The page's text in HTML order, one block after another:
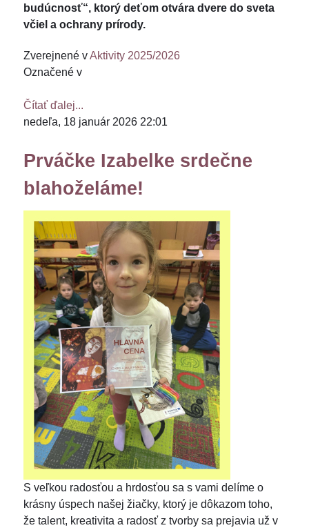
budúcnosť“, ktorý deťom otvára dvere do sveta
včiel a ochrany prírody.
Zverejnené vAktivity 2025/2026
Označené v
Čítať ďalej...
nedeľa, 18 január 2026 22:01
Prváčke Izabelke srdečne
blahoželáme!
S veľkou radosťou a hrdosťou sa s vami delíme o
krásny úspech našej žiačky, ktorý je dôkazom toho,
že talent, kreativita a radosť z tvorby sa prejavia už v